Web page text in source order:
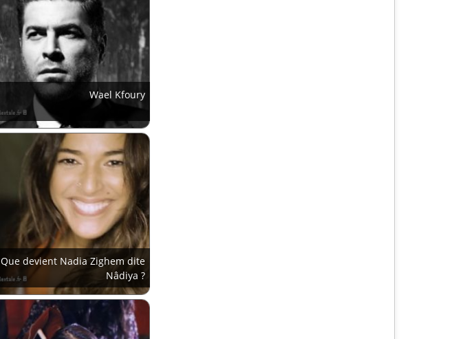
Wael Kfoury
Que devient Nadia Zighem dite
Nâdiya ?